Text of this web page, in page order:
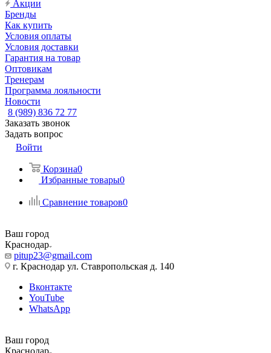
Акции
Бренды
Как купить
Условия оплаты
Условия доставки
Гарантия на товар
Оптовикам
Тренерам
Программа лояльности
Новости
8 (989) 836 72 77
Заказать звонок
Задать вопрос
Войти
Корзина0
Избранные товары0
Сравнение товаров0
Ваш город
Краснодар
pitup23@gmail.com
г. Краснодар ул. Ставропольская д. 140
Вконтакте
YouTube
WhatsApp
Ваш город
Краснодар